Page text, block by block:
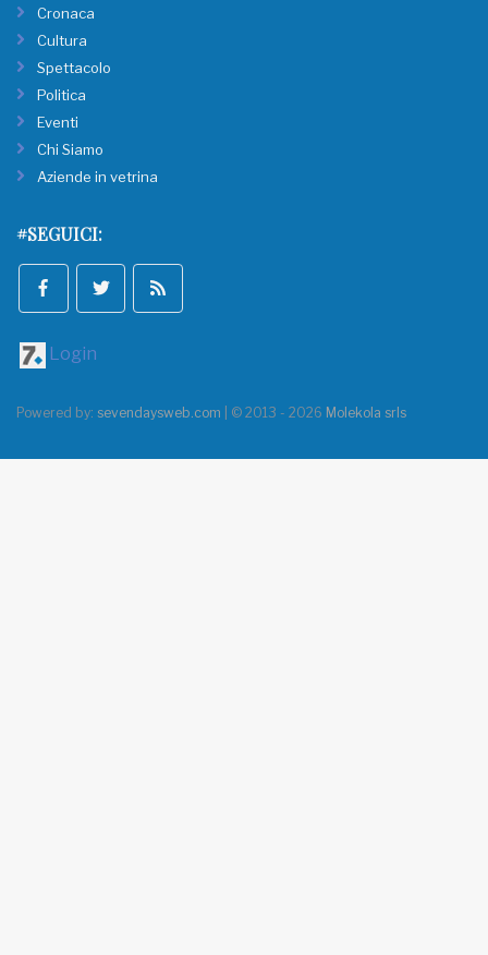
Cronaca
Cultura
Spettacolo
Politica
Eventi
Chi Siamo
Aziende in vetrina
#SEGUICI:
Login
Powered by: sevendaysweb.com | © 2013 - 2026 Molekola srls